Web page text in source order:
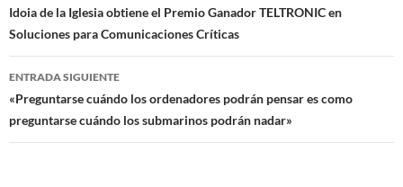
de
entradas
Idoia de la Iglesia obtiene el Premio Ganador TELTRONIC en
Soluciones para Comunicaciones Críticas
ENTRADA SIGUIENTE
«Preguntarse cuándo los ordenadores podrán pensar es como
preguntarse cuándo los submarinos podrán nadar»